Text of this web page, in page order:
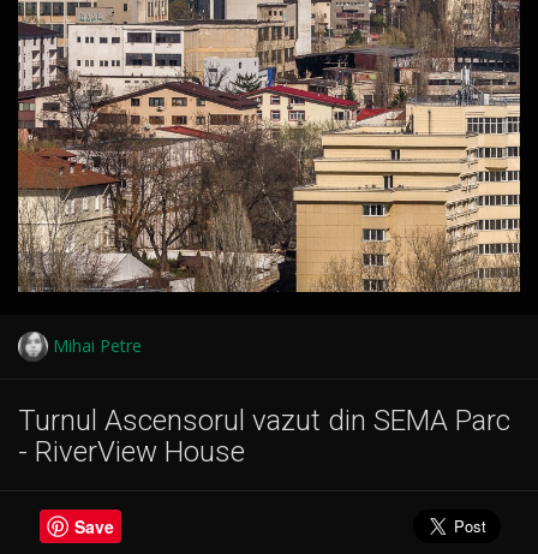
Mihai Petre
Turnul Ascensorul vazut din SEMA Parc
- RiverView House
Save